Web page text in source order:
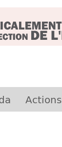
Actions